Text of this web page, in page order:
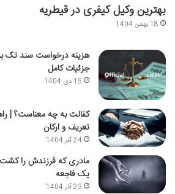
بهترین وکیل کیفری در قیطریه
18 بهمن 1404
هزینه درخواست سند
جزئیات کامل
15 دی 1404
کفالت به چه معناست؟ |
تعریف و ارکان
24 آذر 1404
مادری که فرزندش را
یک فاجعه
23 آذر 1404